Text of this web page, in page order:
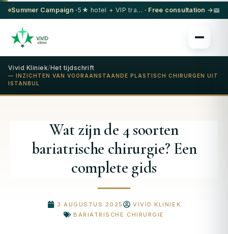
Summer Campaign · 5★ hotel + VIP transfer on select procedures · Free consultation →
Vivid Kliniek/Het tijdschrift
— INZICHTEN VAN VOORAANSTAANDE PLASTISCH CHIRURGEN UIT
ISTANBUL
Wat zijn de 4 soorten
bariatrische chirurgie? Een
complete gids
3 AUGUSTUS 2025
VIVID KLINIEK
BARIATRISCHE CHIRURGIE